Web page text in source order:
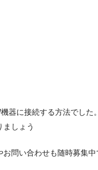
器に接続する方法でした。
ましょう
お問い合わせも随時募集中